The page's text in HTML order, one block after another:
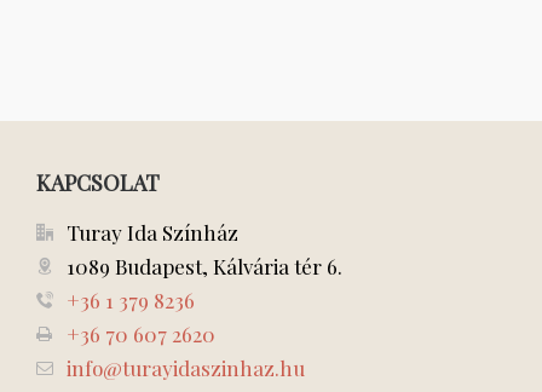
KAPCSOLAT
Turay Ida Színház
1089 Budapest, Kálvária tér 6.
+36 1 379 8236
+36 70 607 2620
info@turayidaszinhaz.hu